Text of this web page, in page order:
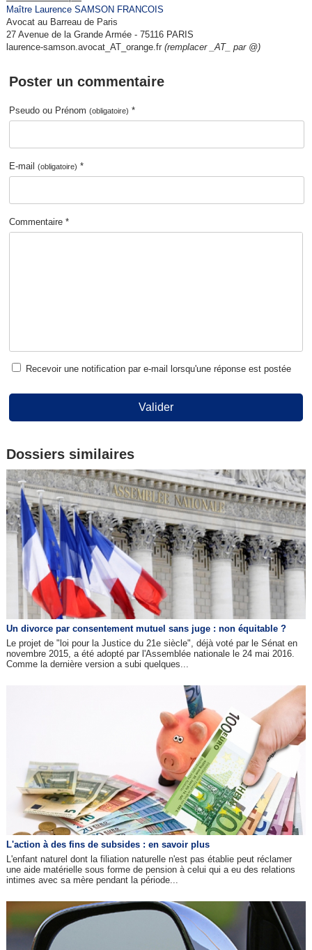
Maître Laurence SAMSON FRANCOIS
Avocat au Barreau de Paris
27 Avenue de la Grande Armée - 75116 PARIS
laurence-samson.avocat_AT_orange.fr(remplacer _AT_ par @)
Poster un commentaire
Pseudo ou Prénom(obligatoire) *
E-mail(obligatoire) *
Commentaire *
Recevoir une notification par e-mail lorsqu'une réponse est postée
Valider
Dossiers similaires
Un divorce par consentement mutuel sans juge : non équitable ?
Le projet de "loi pour la Justice du 21e siècle", déjà voté par le Sénat en
novembre 2015, a été adopté par l'Assemblée nationale le 24 mai 2016.
Comme la dernière version a subi quelques...
L'action à des fins de subsides : en savoir plus
L'enfant naturel dont la filiation naturelle n'est pas établie peut réclamer
une aide matérielle sous forme de pension à celui qui a eu des relations
intimes avec sa mère pendant la période...